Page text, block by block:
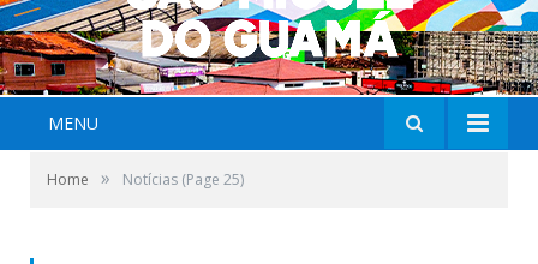
MENU
Home » Notícias (Page 25)